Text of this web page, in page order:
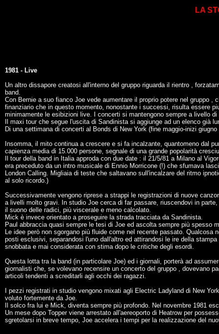
LA
1981 - Live
Un altro dissapore creatosi all'interno del gruppo riguarda il rientro ,
band.
Con Bernie a suo fianco Joe vede aumentare il proprio potere nel gruppo
finanziario che in questo momento, nonostante i successi, risulta essere
minimamente le esibizioni live. I concerti si mantengono sempre a livello
Il maxi tour che segue l'uscita di Sandinista si aggiunge ad un elenco già
Di una settimana di concerti al Bonds di New York (fine maggio-inizi
Insomma, il mito continua a crescere e si fa incalzante, quantomeno dal
capienza media di 15.000 persone, segnale di una grande popolarità
Il tour della band in Italia approda con due date : il 21/5/81 a Milano al
era preceduto da un intro musicale di Ennio Morricone (!) che sfumava
London Calling. Migliaia di teste che saltavano sull'incalzare del ritmo
al solo ricordo.)
Successivamente vengono riprese a strappi le registrazioni di nuove
a livelli molto gravi. In studio Joe cerca di far passare, riuscendovi in
il suono delle radici, più viscerale e meno calcolato.
Mick è invece orientato a proseguire la strada tracciata da Sandinista.
Paul abbraccia quasi sempre le tesi di Joe ed ascolta sempre più spesso
Le idee però non sgorgano più fluide come nel recente passato.
posti esclusivi, separandosi l'uno dall'altro ed attirandosi le ire della
snobbata e mai considerata con stima dopo le critiche degli esordi.
Questa lotta tra la band (in particolare Joe) ed i giornali, porterà ad
giornalisti che, se volevano recensire un concerto del gruppo , dovevano
articoli tendenti a screditarli agli occhi dei ragazzi.
I pezzi registrati in studio vengono mixati agli Electric Ladyland di New
voluto fortemente da Joe.
Il solco fra lui e Mick, diventa sempre più profondo. Nel novembre 1981
Un mese dopo Topper viene arrestato all'aereoporto di Heatrow per
sgretolarsi in breve tempo, Joe accelera i tempi per la realizzazione del